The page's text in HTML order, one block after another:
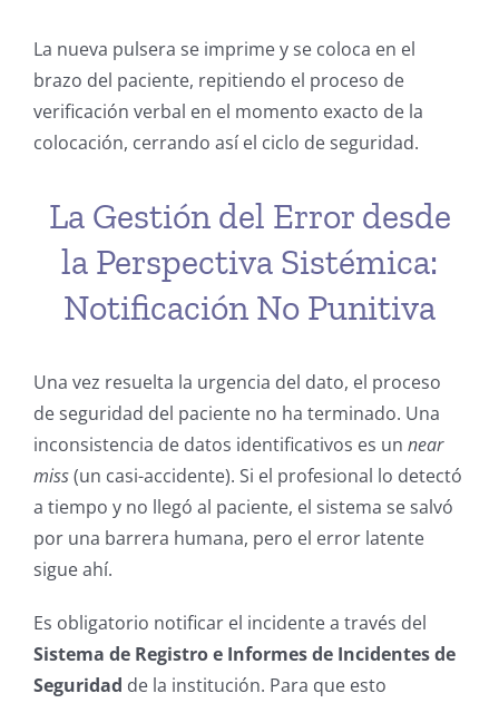
La nueva pulsera se imprime y se coloca en el
brazo del paciente, repitiendo el proceso de
verificación verbal en el momento exacto de la
colocación, cerrando así el ciclo de seguridad.
La Gestión del Error desde
la Perspectiva Sistémica:
Notificación No Punitiva
Una vez resuelta la urgencia del dato, el proceso
de seguridad del paciente no ha terminado. Una
inconsistencia de datos identificativos es un near
miss(un casi-accidente). Si el profesional lo detectó
a tiempo y no llegó al paciente, el sistema se salvó
por una barrera humana, pero el error latente
sigue ahí.
Es obligatorio notificar el incidente a través del
Sistema de Registro e Informes de Incidentes de
Seguridad de la institución. Para que esto